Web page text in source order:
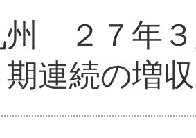
州 ２７年
連続の増収